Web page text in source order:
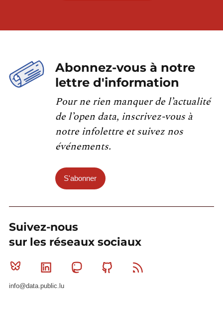
Abonnez-vous à notre
lettre d'information
Pour ne rien manquer de l’actualité
de l’open data, inscrivez-vous à
notre infolettre et suivez nos
événements.
S'abonner
Suivez-nous
sur les réseaux sociaux
Bluesky Linkedin MastodonGithub
info@data.public.lu